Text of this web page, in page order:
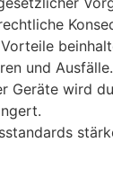
und Ausfälle.
Geräte wird